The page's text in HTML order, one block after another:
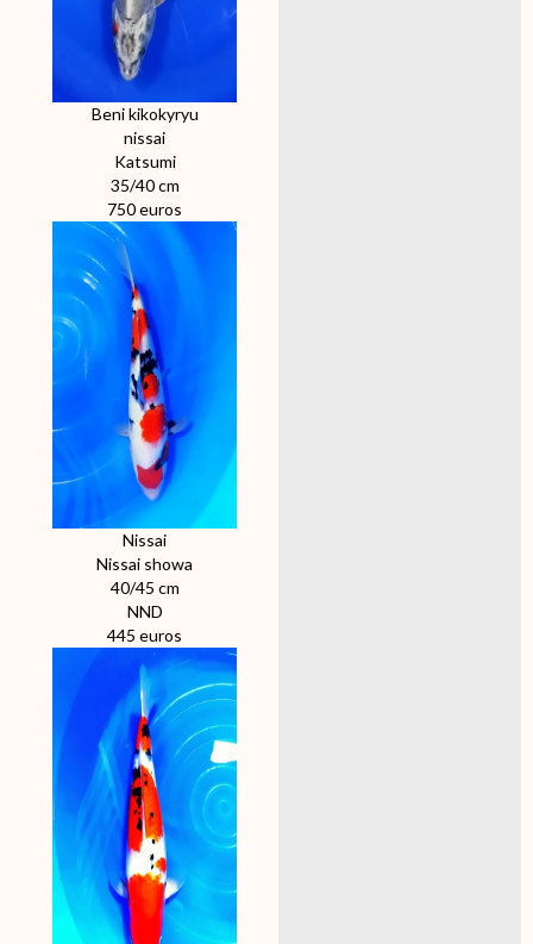
Beni kikokyryu
nissai
Katsumi
35/40 cm
750 euros
Nissai
Nissai showa
40/45 cm
NND
445 euros